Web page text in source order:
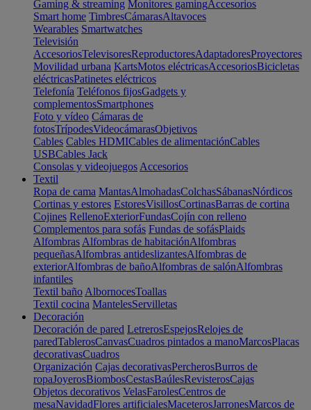
Gaming & streaming Monitores gamingAccesorios
Smart home TimbresCámarasAltavoces
Wearables Smartwatches
Televisión
AccesoriosTelevisoresReproductoresAdaptadoresProyectores
Movilidad urbana KartsMotos eléctricasAccesoriosBicicletas
eléctricasPatinetes eléctricos
Telefonía Teléfonos fijosGadgets y
complementosSmartphones
Foto y vídeo Cámaras de
fotosTrípodesVideocámarasObjetivos
Cables Cables HDMICables de alimentaciónCables
USBCables Jack
Consolas y videojuegos Accesorios
Textil
Ropa de cama MantasAlmohadasColchasSábanasNórdicos
Cortinas y estores EstoresVisillosCortinasBarras de cortina
Cojines RellenoExteriorFundasCojín con relleno
Complementos para sofás Fundas de sofásPlaids
Alfombras Alfombras de habitaciónAlfombras
pequeñasAlfombras antideslizantesAlfombras de
exteriorAlfombras de bañoAlfombras de salónAlfombras
infantiles
Textil baño AlbornocesToallas
Textil cocina MantelesServilletas
Decoración
Decoración de pared LetrerosEspejosRelojes de
paredTablerosCanvasCuadros pintados a manoMarcosPlacas
decorativasCuadros
Organización Cajas decorativasPercherosBurros de
ropaJoyerosBiombosCestasBaúlesRevisterosCajas
Objetos decorativos VelasFarolesCentros de
mesaNavidadFlores artificialesMaceterosJarronesMarcos de